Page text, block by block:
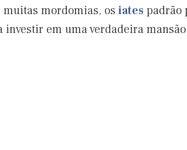
mordomias, os iates padrão
em uma verdadeira